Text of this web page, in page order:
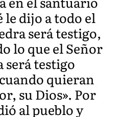
le dijo a todo el
será testigo,
lo que el Señor
será testigo
quieran
su Dios». Por
al pueblo y